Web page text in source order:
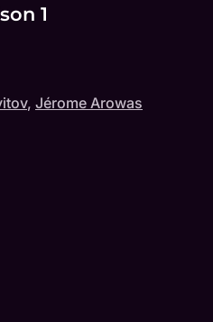
1
, Jérome Arowas